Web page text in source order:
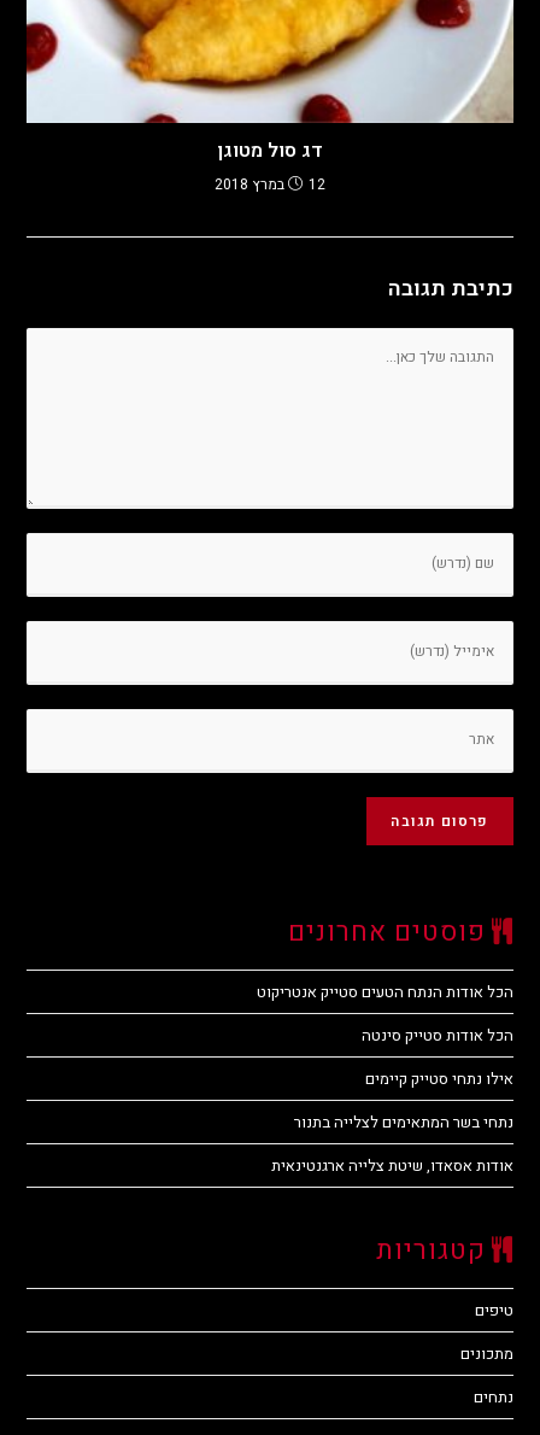
דג סול מטוגן
12 במרץ 2018
כתיבת תגובה
פוסטים אחרונים
הכל אודות הנתח הטעים סטייק אנטריקוט
הכל אודות סטייק סינטה
אילו נתחי סטייק קיימים
נתחי בשר המתאימים לצלייה בתנור
אודות אסאדו, שיטת צלייה ארגנטינאית
קטגוריות
טיפים
מתכונים
נתחים